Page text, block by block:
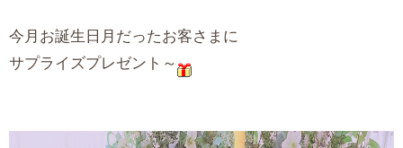
今月お誕生日月だったお客さまに
サプライズプレゼント～